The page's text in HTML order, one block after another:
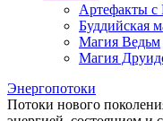
Артефакты
Буддийская
Магия Ведьм
Магия
Энергопотоки
Потоки нового